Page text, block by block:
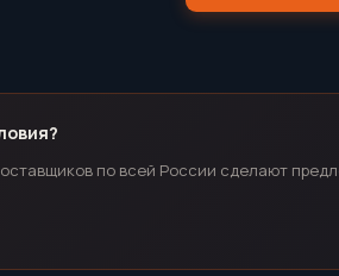
по всей России сделают